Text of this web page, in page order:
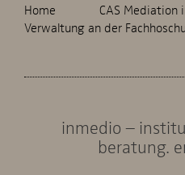
Home
CAS Mediation
Verwaltung an der
inmedio –
beratung.